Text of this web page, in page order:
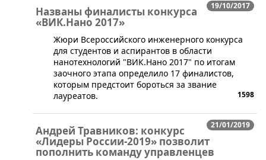
19/10/2017
Названы финалисты конкурса
«ВИК.Нано 2017»
​Жюри Всероссийского инженерного конкурса
для студентов и аспирантов в области
нанотехнологий "ВИК.Нано 2017" по итогам
заочного этапа определило 17 финалистов,
которым предстоит бороться за звание
лауреатов.
1598
21/01/2019
Андрей Травников: конкурс
«Лидеры России-2019» позволит
пополнить команду управленцев